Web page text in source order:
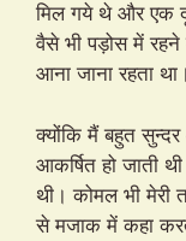
मिल गये थे और एक
वैसे भी पड़ोस में
आना जाना रहता था।
क्योंकि मैं बहुत
आकर्षित हो जाती
थी। कोमल भी मेरी
से मजाक में कहा